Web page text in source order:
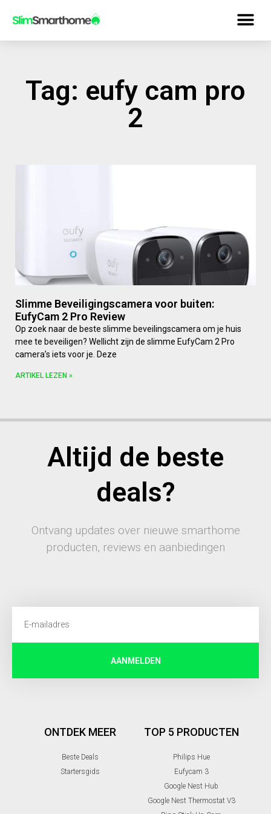
Tag: eufy cam pro
2
Slimme Beveiligingscamera voor buiten:
EufyCam 2 Pro Review
Op zoek naar de beste slimme beveilingscamera om je huis
mee te beveiligen? Wellicht zijn de slimme EufyCam 2 Pro
camera’s iets voor je. Deze
ARTIKEL LEZEN »
Altijd de beste
deals?
Ontvang updates over nieuwe smarthome
producten, reviews en aanbiedingen
AANMELDEN
ONTDEK MEER
Beste Deals
Startersgids
TOP 5 PRODUCTEN
Philips Hue
Eufycam 3
Google Nest Hub
Google Nest Thermostat V3